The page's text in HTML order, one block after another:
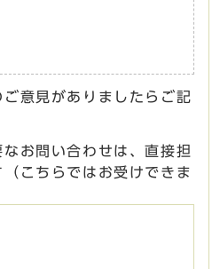
意見がありましたらご記
なお問い合わせは、直接担
こちらではお受けできま